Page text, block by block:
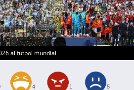
al futbol mundial
4 1 5